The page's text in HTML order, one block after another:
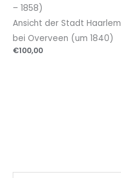
– 1858)
Ansicht der Stadt Haarlem
bei Overveen (um 1840)
€100,00